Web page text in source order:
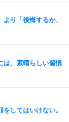
より「後悔するか、
は、素晴らしい習慣
してはいけない。